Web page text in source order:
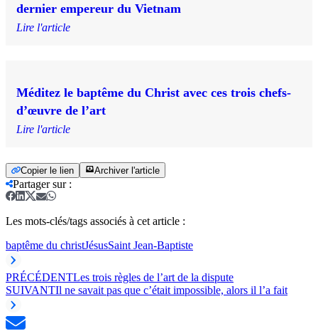
dernier empereur du Vietnam
Lire l'article
Méditez le baptême du Christ avec ces trois chefs-
d’œuvre de l’art
Lire l'article
Copier le lien Archiver l'article
Partager sur:
Les mots-clés/tags associés à cet article :
baptême du christJésusSaint Jean-Baptiste
PRÉCÉDENTLes trois règles de l’art de la dispute
SUIVANTIl ne savait pas que c’était impossible, alors il l’a fait